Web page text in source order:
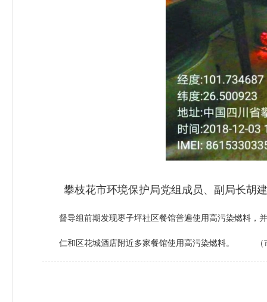
攀枝花市环境保护局党组成员、副局长胡建
督导组前期发现枣子坪社区餐馆普遍使用高污染燃料，
仁和区花城酒店附近多家餐馆使用高污染燃料。 （